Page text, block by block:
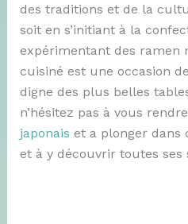
des traditions et de la
soit en s’initiant à la
expérimentant des ramen
cuisiné est une occasion
digne des plus belles
n’hésitez pas à vous
japonais et a plonger dans
et à y découvrir toutes ses